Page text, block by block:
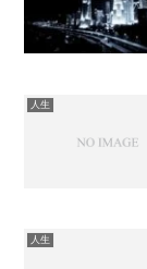
人生
人生